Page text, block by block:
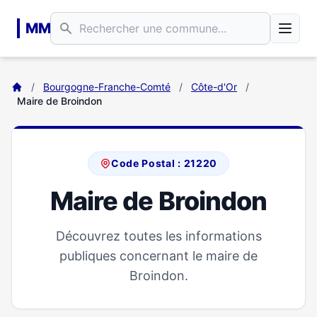
MM
/ Bourgogne-Franche-Comté / Côte-d'Or
/
Maire de Broindon
Code Postal : 21220
Maire de Broindon
Découvrez toutes les informations
publiques concernant le maire de
Broindon.